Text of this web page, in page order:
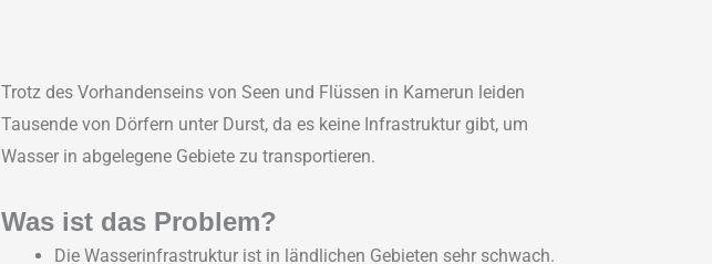
Trotz des Vorhandenseins von Seen und Flüssen in Kamerun leiden
Tausende von Dörfern unter Durst, da es keine Infrastruktur gibt, um
Wasser in abgelegene Gebiete zu transportieren.
Was ist das Problem?
Die Wasserinfrastruktur ist in ländlichen Gebieten sehr schwach.